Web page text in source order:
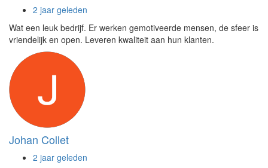
2 jaar geleden
Wat een leuk bedrijf. Er werken gemotiveerde mensen, de sfeer is
vriendelijk en open. Leveren kwaliteit aan hun klanten.
Johan Collet
2 jaar geleden